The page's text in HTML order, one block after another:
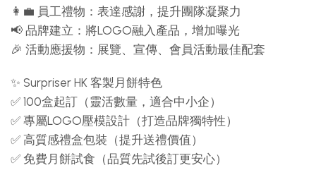
👩‍💼 員工禮物：表達感謝，提升團隊凝聚力
📢 品牌建立：將LOGO融入產品，增加曝光
🎉 活動應援物：展覽、宣傳、會員活動最佳配套
✨ Surpriser HK 客製月餅特色
✅ 100盒起訂（靈活數量，適合中小企）
✅ 專屬LOGO壓模設計（打造品牌獨特性）
✅ 高質感禮盒包裝（提升送禮價值）
✅ 免費月餅試食（品質先試後訂更安心）